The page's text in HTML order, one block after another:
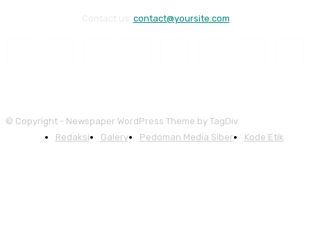
contact@yoursite.com
© Copyright - Newspaper WordPress Theme by TagDiv
Redaksi
Galery Pedoman Media Siber Kode Etik